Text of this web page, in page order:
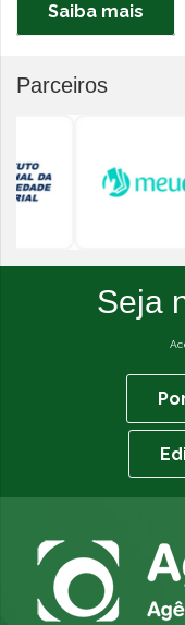
Saiba mais
Parceiros
Seja